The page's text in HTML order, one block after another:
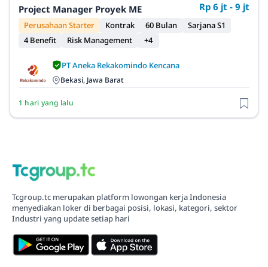
Project Manager Proyek ME Rp 6 jt - 9 jt
Perusahaan Starter Kontrak 60 Bulan
Sarjana S1
4 Benefit
Risk Management +4
PT Aneka Rekakomindo Kencana
Bekasi, Jawa Barat
1 hari yang lalu
Tcgroup.tc merupakan platform lowongan kerja Indonesia
menyediakan loker di berbagai posisi, lokasi, kategori, sektor
Industri yang update setiap hari